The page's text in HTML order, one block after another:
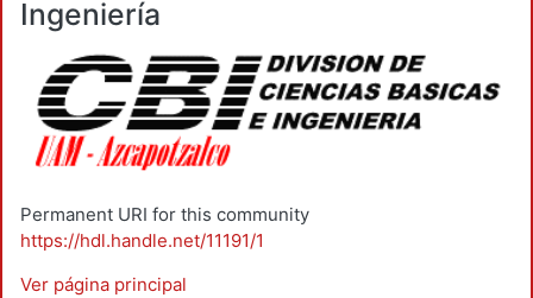
Ingeniería
Permanent URI for this community
https://hdl.handle.net/11191/1
Ver página principal